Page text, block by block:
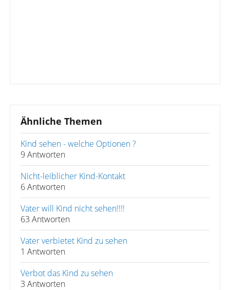
Ähnliche Themen
Kind sehen - welche Optionen ?
9 Antworten
Nicht-leiblicher Kind-Kontakt
6 Antworten
Vater will Kind nicht sehen!!!!
63 Antworten
Vater verbietet Kind zu sehen
1 Antworten
Verbot das Kind zu sehen
3 Antworten